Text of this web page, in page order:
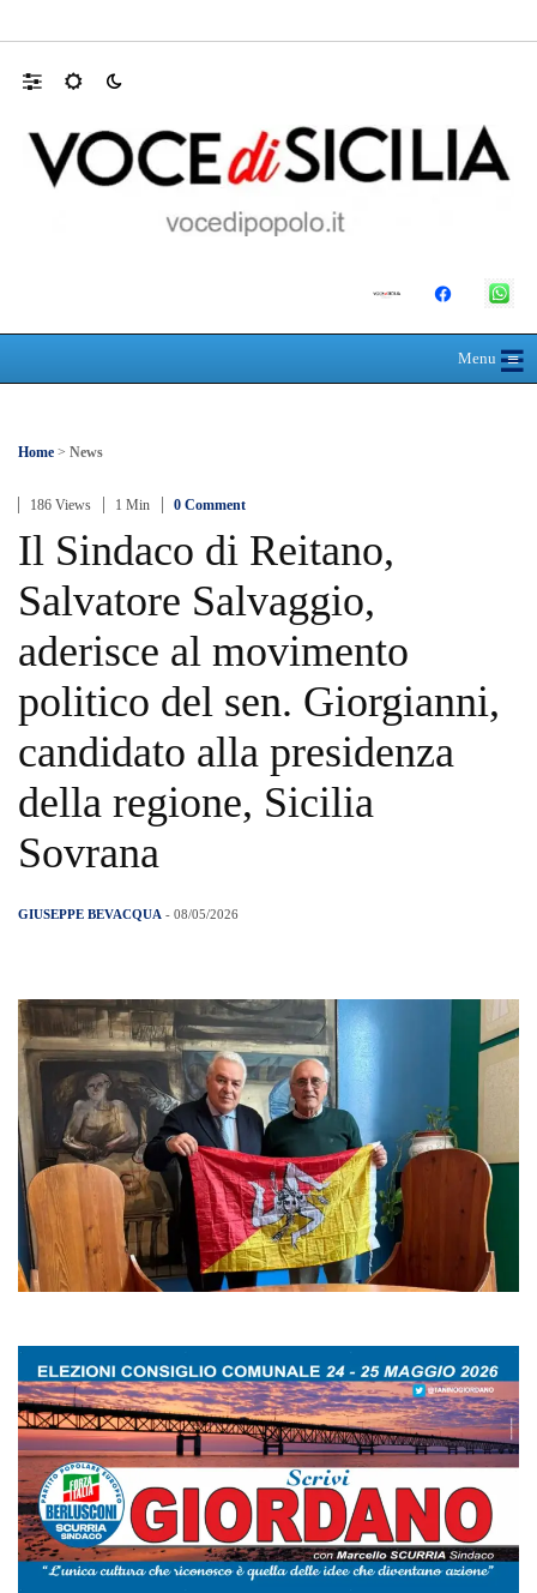
Menu≡
☰
Home > News
186 Views 1 Min 0 Comment
Il Sindaco di Reitano,
Salvatore Salvaggio,
aderisce al movimento
politico del sen. Giorgianni,
candidato alla presidenza
della regione, Sicilia
Sovrana
GIUSEPPE BEVACQUA - 08/05/2026